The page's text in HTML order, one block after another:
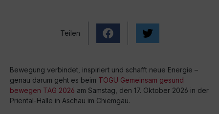
Teilen
Bewegung verbindet, inspiriert und schafft neue Energie –
genau darum geht es beim TOGU Gemeinsam gesund
bewegen TAG 2026 am Samstag, den 17. Oktober 2026 in der
Priental-Halle in Aschau im Chiemgau.